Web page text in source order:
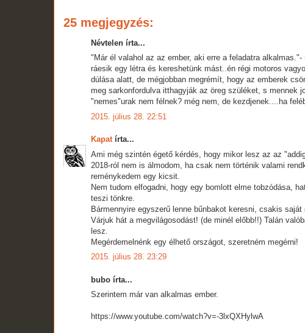
25 megjegyzés:
Névtelen írta...
"Már él valahol az az ember, aki erre a feladatra
ráesik egy létra és kereshetünk mást..én régi motoros
dúlása alatt, de mégjobban megrémít, hogy az emberek
meg sarkonfordulva itthagyják az öreg szüléket, s
"nemes"urak nem félnek? még nem, de kezdjenek....ha
2015. július 28. 22:51
Kapatírta...
Ami még szintén égető kérdés, hogy mikor lesz az az
2018-ról nem is álmodom, ha csak nem történik valami
reménykedem egy kicsit.
Nem tudom elfogadni, hogy egy bomlott elme tobzódása,
teszi tönkre.
Bármennyire egyszerű lenne bűnbakot keresni, csakis
Várjuk hát a megvilágosodást! (de minél előbb!!) Talán
lesz.
Megérdemelnénk egy élhető országot, szeretném megérni!
2015. július 28. 23:29
bubo írta...
Szerintem már van alkalmas ember.
https://www.youtube.com/watch?v=-3lxQXHylwA